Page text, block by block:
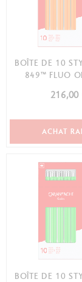
BOÎTE DE 10
849™ FLUO
ACHAT
BOÎTE DE 10